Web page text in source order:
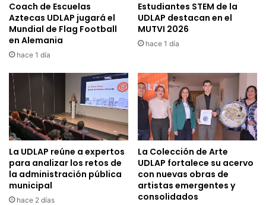
Coach de Escuelas
Aztecas UDLAP jugará el
Mundial de Flag Football
en Alemania
hace 1 día
Estudiantes STEM de la
UDLAP destacan en el
MUTVI 2026
hace 1 día
La UDLAP reúne a expertos
para analizar los retos de
la administración pública
municipal
hace 2 días
La Colección de Arte
UDLAP fortalece su acervo
con nuevas obras de
artistas emergentes y
consolidados